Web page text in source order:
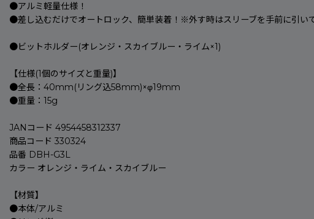
●アルミ軽量仕様！
●差し込むだけでオートロック、簡単装着！※外す時はスリーブを手前に引い
●ビットホルダー(オレンジ・スカイブルー・ライム×1)
【仕様(1個のサイズと重量)】
●全長：40mm(リング込58mm)×φ19mm
●重量：15g
JANコード 4954458312337
商品コード 330324
品番 DBH-G3L
カラー オレンジ・ライム・スカイブルー
【材質】
●本体/アルミ